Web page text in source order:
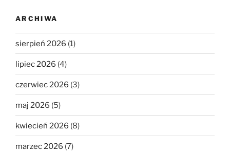
ARCHIWA
sierpień 2026 (1)
lipiec 2026 (4)
czerwiec 2026 (3)
maj 2026 (5)
kwiecień 2026 (8)
marzec 2026 (7)